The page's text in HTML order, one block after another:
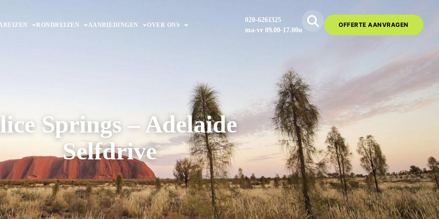
RONDREIZEN AANBIEDINGEN OVER ONS
020-6261325
ma-vr 09.00-17.00u
OFFERTE AANVRAGEN
Springs – Adelaide
Selfdrive